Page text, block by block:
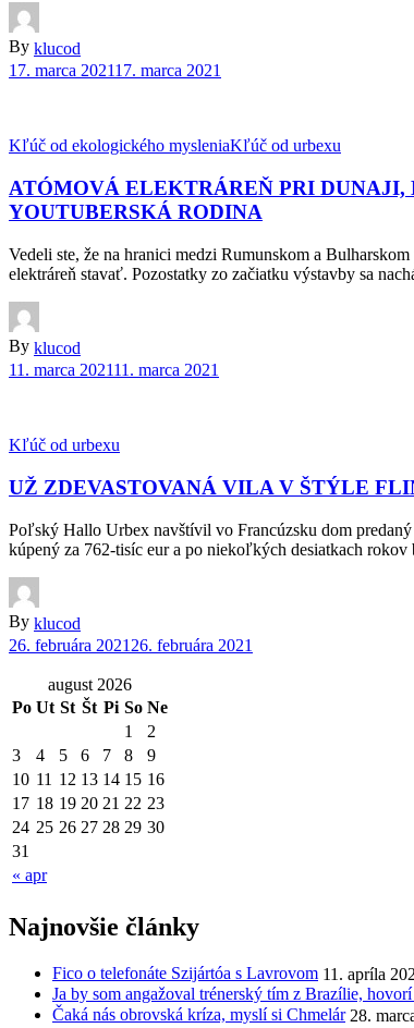
By klucod
17. marca 202117. marca 2021
Kľúč od ekologického mysleniaKľúč od urbexu
ATÓMOVÁ ELEKTRÁREŇ PRI
YOUTUBERSKÁ RODINA
Vedeli ste, že na hranici medzi Rumunskom a
elektráreň stavať. Pozostatky zo začiatku výstavby sa
By klucod
11. marca 202111. marca 2021
Kľúč od urbexu
UŽ ZDEVASTOVANÁ VILA V ŠTÝLE
Poľský Hallo Urbex navštívil vo Francúzsku dom
kúpený za 762-tisíc eur a po niekoľkých desiatkach
By klucod
26. februára 2021 26. februára 2021
august 2026
Po Ut St Št Pi So Ne
« apr
1
2
3
4 5 6 7 8
9
10 11 12 13 14 15 16
17 18 19 20 21 22 23
24 25 26 27 28 29 30
31
Najnovšie články
Fico o telefonáte Szijártóa s Lavrovom 11. apríla
Ja by som angažoval trénerský tím z Brazílie,
Čaká nás obrovská kríza, myslí si Chmelár 28.